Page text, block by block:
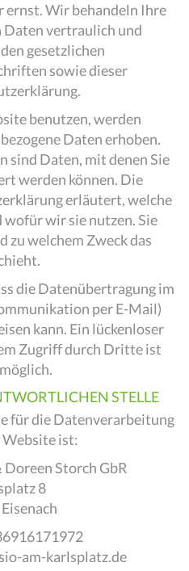
ernst. Wir behandeln Ihre
Daten vertraulich und
gesetzlichen
sowie dieser
benutzen, werden
Daten erhoben.
sind Daten, mit denen Sie
werden können. Die
erläutert, welche
wir sie nutzen. Sie
zu welchem Zweck das
die Datenübertragung im
per E-Mail)
kann. Ein lückenloser
Zugriff durch Dritte ist
STELLE
für die Datenverarbeitung
Website ist:
Storch GbR
8
am-karlsplatz.de